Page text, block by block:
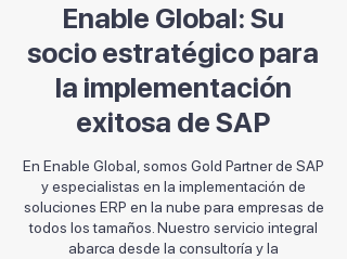
Enable Global: Su
socio estratégico para
la implementación
exitosa de SAP
En Enable Global, somos Gold Partner de SAP
y especialistas en la implementación de
soluciones ERP en la nube para empresas de
todos los tamaños. Nuestro servicio integral
abarca desde la consultoría y la